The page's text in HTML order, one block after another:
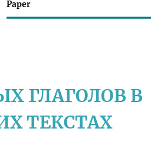
Paper